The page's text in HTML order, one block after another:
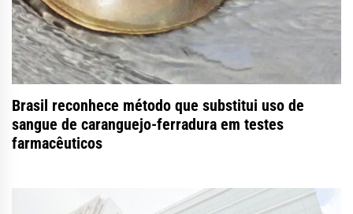
Brasil reconhece método que substitui uso de
sangue de caranguejo-ferradura em testes
farmacêuticos